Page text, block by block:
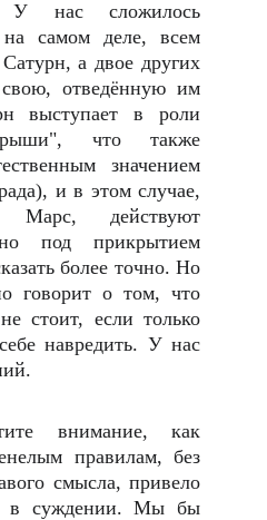
У нас сложилось
на самом деле, всем
а двое других
отведённую им
выступает в роли
что также
значением
и в этом случае,
действуют
но под прикрытием
более точно. Но
говорит о том, что
стоит, если только
навредить. У нас
внимание, как
правилам, без
смысла, привело
в суждении. Мы бы